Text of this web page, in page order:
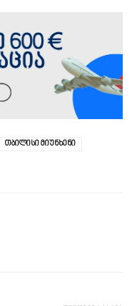
თბილისი მიუნხენი